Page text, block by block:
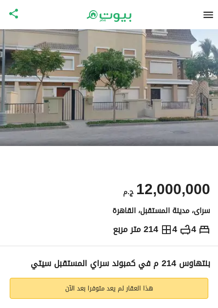
ج.م 12,000,000
سراى، مدينة المستقبل، القاهرة
4
4 214 متر مربع ج.م12,000,000
التفاصيل الاتجاهات والمؤشرات رهن عقاري بنتهاوس 214 م في كمبوند سراي المستقبل سيتي
هذا العقار لم يعد متوفرا بعد الآن